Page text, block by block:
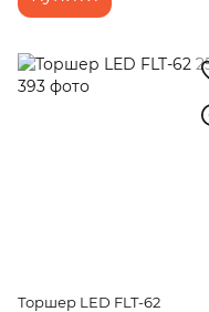
Торшер LED FLT-62